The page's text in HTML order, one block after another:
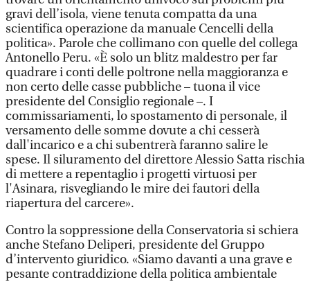
gravi dell’isola, viene tenuta compatta da una
scientifica operazione da manuale Cencelli della
politica». Parole che collimano con quelle del collega
Antonello Peru. «È solo un blitz maldestro per far
quadrare i conti delle poltrone nella maggioranza e
non certo delle casse pubbliche – tuona il vice
presidente del Consiglio regionale –. I
commissariamenti, lo spostamento di personale, il
versamento delle somme dovute a chi cesserà
dall'incarico e a chi subentrerà faranno salire le
spese. Il siluramento del direttore Alessio Satta rischia
di mettere a repentaglio i progetti virtuosi per
l'Asinara, risvegliando le mire dei fautori della
riapertura del carcere».
Contro la soppressione della Conservatoria si schiera
anche Stefano Deliperi, presidente del Gruppo
d’intervento giuridico. «Siamo davanti a una grave e
pesante contraddizione della politica ambientale